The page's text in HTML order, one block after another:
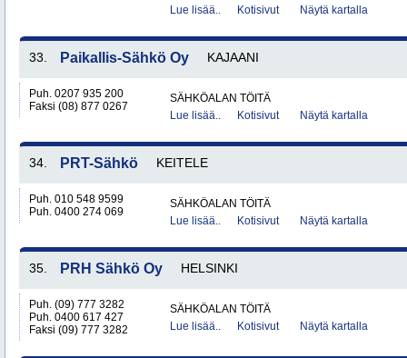
Lue lisää..
Kotisivut Näytä kartalla
33. Paikallis-Sähkö Oy KAJAANI
Puh. 0207 935 200
Faksi (08) 877 0267
SÄHKÖALAN TÖITÄ
Lue lisää..
Kotisivut Näytä kartalla
34. PRT-Sähkö KEITELE
Puh. 010 548 9599
Puh. 0400 274 069
SÄHKÖALAN TÖITÄ
Lue lisää..
Kotisivut Näytä kartalla
35. PRH Sähkö Oy HELSINKI
Puh. (09) 777 3282
Puh. 0400 617 427
Faksi (09) 777 3282
SÄHKÖALAN TÖITÄ
Lue lisää..
Kotisivut Näytä kartalla